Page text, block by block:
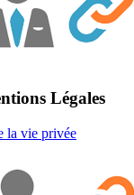
Légales
la vie privée